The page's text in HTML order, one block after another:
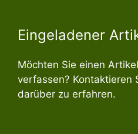
Eingeladener
Möchten Sie einen
verfassen? Kontaktieren
darüber zu erfahren.